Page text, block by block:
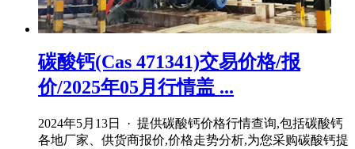
碳酸钙(Cas 471341)交易价格/报
价/2025年05月行情盖 ...
2024年5月13日 · 提供碳酸钙价格行情查询,包括碳酸钙
各地厂家、供货商报价,价格走势分析,为您采购碳酸钙提